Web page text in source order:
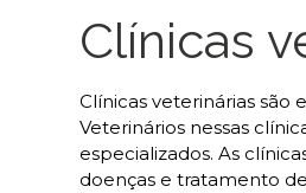
Clínicas
Clínicas veterinárias são
Veterinários nessas
especializados. As
doenças e tratamento